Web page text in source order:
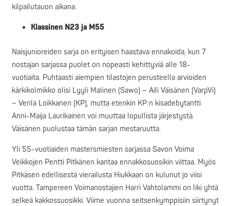
kilpailutauon aikana.
Klassinen N23 ja M55
Naisjunioreiden sarja on erityisen haastava ennakoida, kun 7
nostajan sarjassa puolet on nopeasti kehittyviä alle 18-
vuotiaita. Puhtaasti aiempien tilastojen perusteella arvioiden
kärkikolmikko olisi Lyyli Malinen (Sawo) – Aili Väisänen (VarpVi)
– Venla Loikkanen (KP), mutta etenkin KP:n kisadebytantti
Anni-Maija Laurikainen voi muuttaa lopullista järjestystä.
Väisänen puolustaa tämän sarjan mestaruutta.
Yli 55-vuotiaiden mastersmiesten sarjassa Savon Voima
Veikkojen Pentti Pitkänen kantaa ennakkosuosikin viittaa. Myös
Pitkäsen edellisestä vierailusta Hiukkaan on kulunut jo viisi
vuotta. Tampereen Voimanostajien Harri Vahtolammi on liki yhtä
selkeä kakkossuosikki. Viime vuonna seitsenkymppisiin siirtynyt